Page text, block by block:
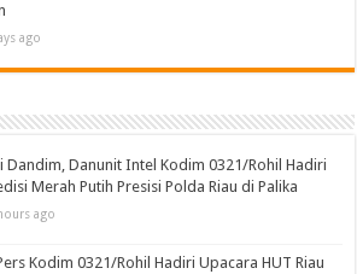
ago
Dandim, Danunit Intel Kodim 0321/Rohil Hadiri
Merah Putih Presisi Polda Riau di Palika
ago
Kodim 0321/Rohil Hadiri Upacara HUT Riau